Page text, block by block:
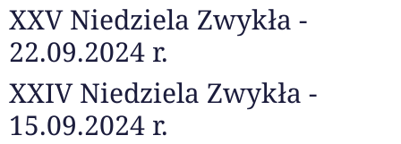
XXV Niedziela Zwykła -
22.09.2024 r.
XXIV Niedziela Zwykła -
15.09.2024 r.